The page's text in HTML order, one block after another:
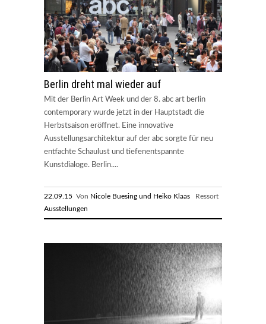
Berlin dreht mal wieder auf
Mit der Berlin Art Week und der 8. abc art berlin
contemporary wurde jetzt in der Hauptstadt die
Herbstsaison eröffnet. Eine innovative
Ausstellungsarchitektur auf der abc sorgte für neu
entfachte Schaulust und tiefenentspannte
Kunstdialoge. Berlin....
22.09.15 Von Nicole Buesing und Heiko Klaas Ressort
Ausstellungen